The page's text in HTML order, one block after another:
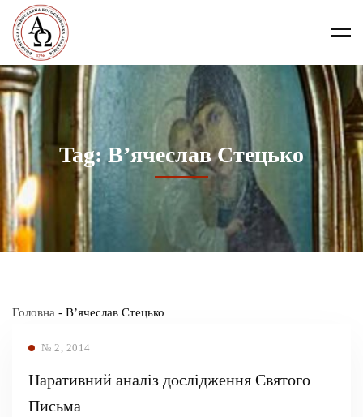
Tag: В’ячеслав Стецько
Головна - В’ячеслав Стецько
№ 2, 2014
Наративний аналіз дослідження Святого
Письма